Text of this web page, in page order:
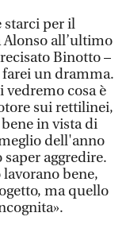
starci per il
all’ultimo
Binotto –
farei un dramma.
vedremo cosa è
sui rettilinei,
in vista di
dell'anno
aggredire.
bene,
ma quello